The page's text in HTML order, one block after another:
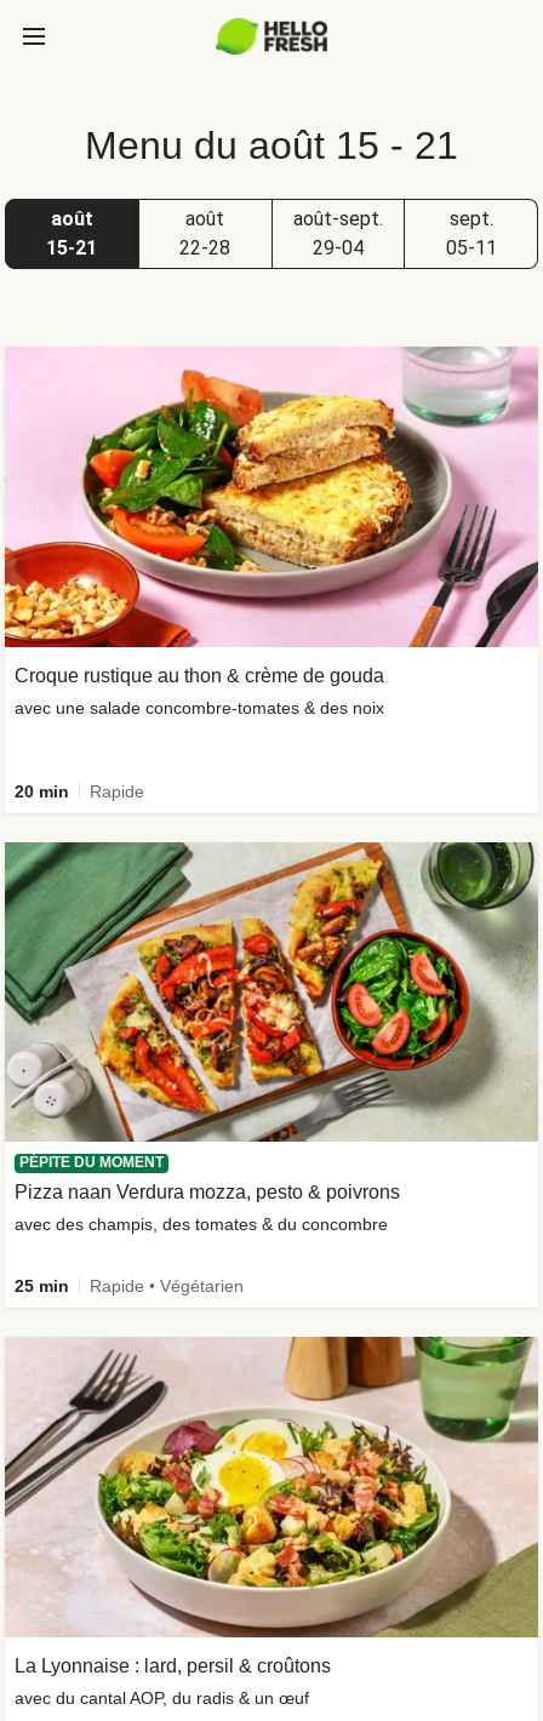
Menu du août 15 - 21
août
15-21
août
22-28
août-sept.
29-04
sept.
05-11
PÉPITE DU MOMENT
Pizza naan Verdura mozza, pesto & poivrons
avec des champis, des tomates & du concombre
25 min Rapide • Végétarien
Croque rustique au thon & crème de gouda
avec une salade concombre-tomates & des noix
20 min Rapide
La Lyonnaise : lard, persil & croûtons
avec du cantal AOP, du radis & un œuf